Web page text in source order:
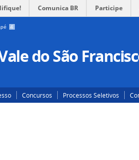
Comunica BR Participe
4
do São
Concursos Processos Seletivos